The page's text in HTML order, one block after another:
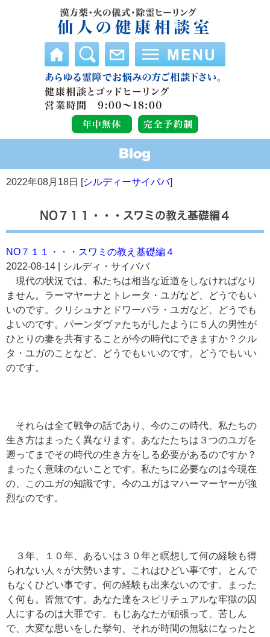
2022年08月18日 [シルディーサイババ]
NO７１１・・・スワミの教え基礎編４
NO７１１・・・スワミの教え基礎編４
2022-08-14 | シルディ・サイババ
現代の状況では、私たちは相当な近道をしなければなり
ません。ラーマヤーナとトレータ・ユガなど、どうでもい
いのです。クリシュナとドワーパラ・ユガなど、どうでも
よいのです。パーンダヴァたちがしたように５人の男性が
ひとりの妻を共有することが今の時代にできますか？クル
タ・ユガのことなど、どうでもいいのです。どうでもいい
のです。
それらは全て戦争の話であり、今のこの時代、私たちの
生き方はまったく異なります。あなたたちは３つのユガを
遡ってまでその時代の生き方をしる必要があるのですか？
まったく意味のないことです。私たちに必要なのは今現在
の、このユガの知識です。今のユガはマハーマーヤーが強
烈なのです。
３年、１０年、あるいは３０年と瞑想して何の経験も得
られない人々が大勢います。これはひどい事です。とんで
もなくひどい事です。何の経験も出来ないのです。まった
く何も。皆無です。あなた達をスピリチュアルな牢獄の囚
人にするのは大罪です。もじあなたが頑張って、苦しん
で、大変な思いをした挙句、それが時間の無駄になったと